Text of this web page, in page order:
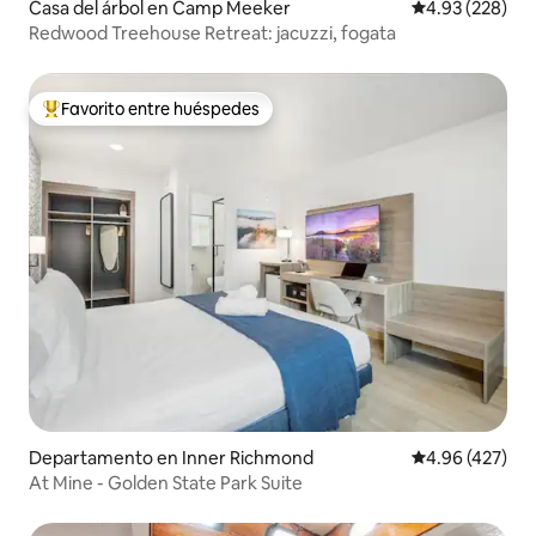
Casa del árbol en Camp Meeker Calificación
4.93 (228)
Redwood Treehouse Retreat: jacuzzi, fogata
De los mejores en Favorito entre huéspedes
Favorito entre huéspedes
Departamento en Inner Richmond Calificación
4.96 (427)
At Mine - Golden State Park Suite